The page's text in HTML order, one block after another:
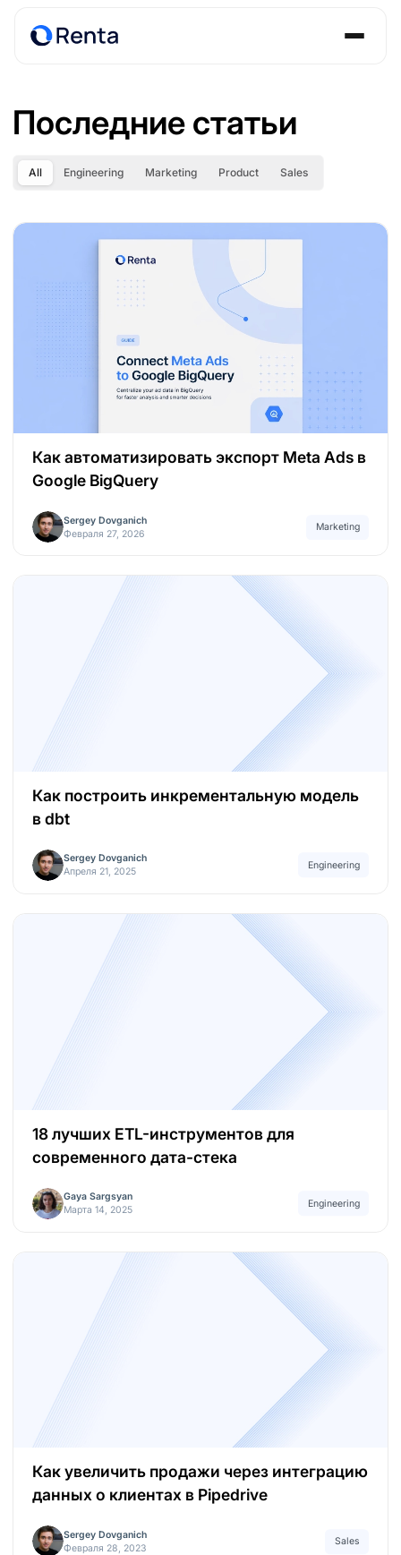
Последние статьи
All Engineering Marketing Product Sales
Как автоматизировать экспорт Meta Ads в
Google BigQuery
Sergey Dovganich
Февраля 27, 2026
Marketing
Как построить инкрементальную модель
в dbt
Sergey Dovganich
Апреля 21, 2025
Engineering
18 лучших ETL-инструментов для
современного дата-стека
Gaya Sargsyan
Марта 14, 2025
Engineering
Как увеличить продажи через интеграцию
данных о клиентах в Pipedrive
Sergey Dovganich
Февраля 28, 2023
Sales